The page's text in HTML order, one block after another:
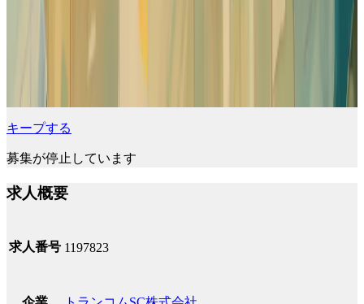
キープする
募集が停止しています
求人概要
求人番号 1197823